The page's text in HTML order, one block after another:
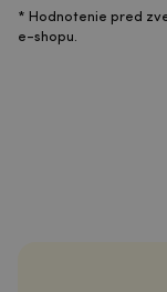
* Hodnotenie pred
e-shopu.